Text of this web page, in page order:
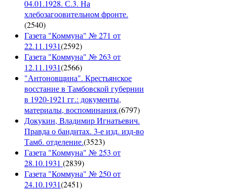
04.01.1928. С.3. На
хлебозагоовительном фронте.
(2540)
Газета "Коммуна" № 271 от
22.11.1931(2592)
Газета "Коммуна" № 263 от
12.11.1931(2566)
"Антоновщина". Крестьянское
восстание в Тамбовской губернии
в 1920-1921 гг.: документы,
материалы, воспоминания.(6797)
Докукин, Владимир Игнатьевич.
Правда о бандитах. 3-е изд. изд-во
Тамб. отделение.(3523)
Газета "Коммуна" № 253 от
28.10.1931 (2839)
Газета "Коммуна" № 250 от
24.10.1931(2451)